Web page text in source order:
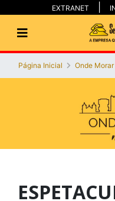
EXTRANET
Página Inicial Onde